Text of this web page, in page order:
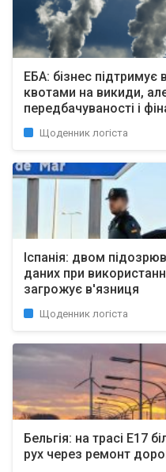
ЕБА: бізнес підтримує
квотами на викиди,
передбачуваності і
Щоденник логіста
Іспанія: двом
даних при
загрожує в'язниця
Щоденник логіста
Бельгія: на трасі E17
рух через ремонт